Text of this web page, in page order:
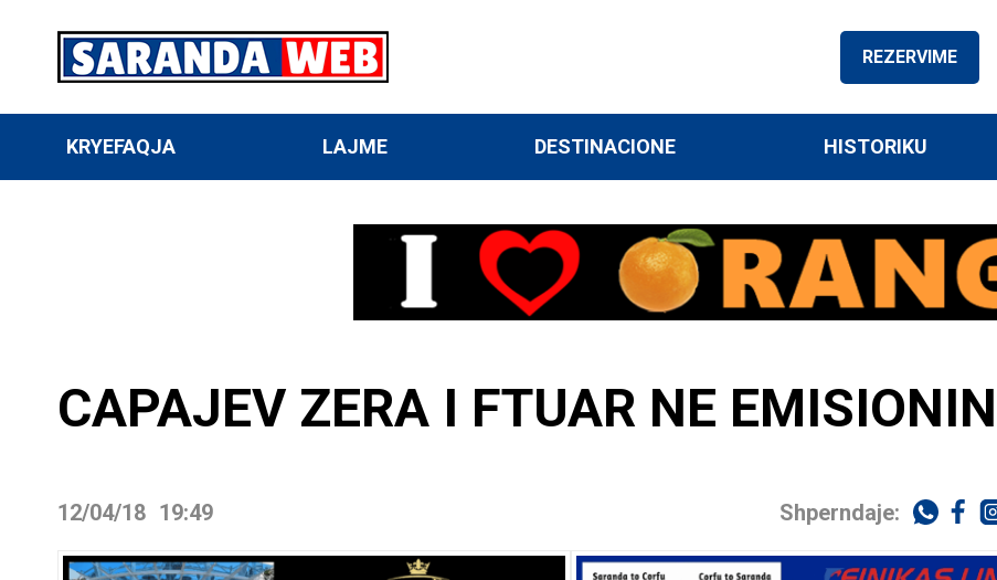
REZERVIME
KRYEFAQJA LAJME DESTINACIONE HISTORIKU
CAPAJEV ZERA I FTUAR NE
12/04/18 19:49 Shperndaje: